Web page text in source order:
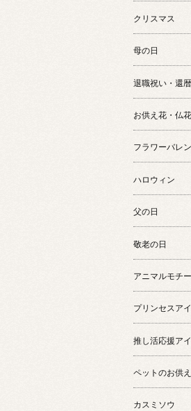
クリスマス
母の日
退職祝い・還
お供え花・仏花
フラワーバレ
ハロウィン
父の日
敬老の日
アニマルモチ
プリンセスア
推し活応援ア
ペットのお供え
カスミソウ